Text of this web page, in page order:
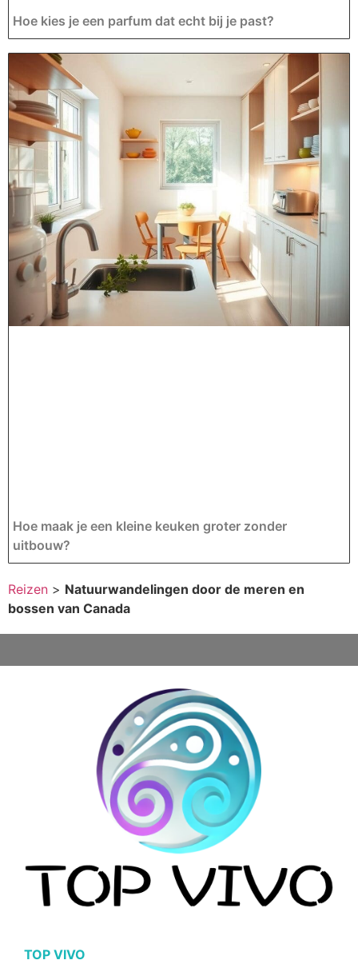
Hoe kies je een parfum dat echt bij je past?
Hoe maak je een kleine keuken groter zonder
uitbouw?
Reizen > Natuurwandelingen door de meren en
bossen van Canada
TOP VIVO